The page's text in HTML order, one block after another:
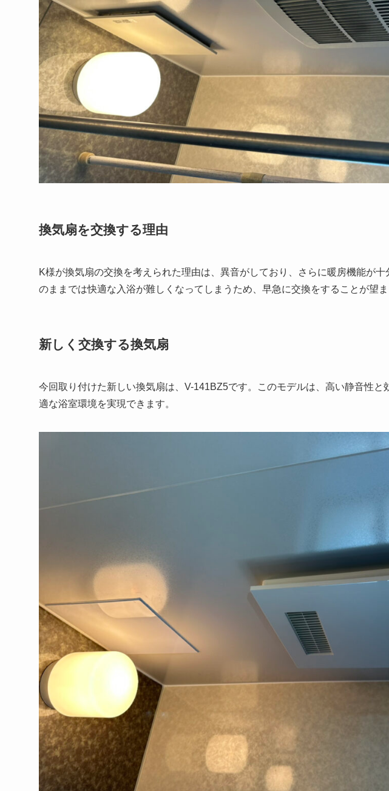
換気扇を交換する理由
K様が換気扇の交換を考えられた理由は、異音がしており、さらに暖房機能が
のままでは快適な入浴が難しくなってしまうため、早急に交換をすることが望ま
新しく交換する換気扇
今回取り付けた新しい換気扇は、V-141BZ5です。このモデルは、高い静音性
適な浴室環境を実現できます。